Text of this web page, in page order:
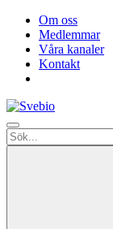
Om oss
Medlemmar
Våra kanaler
Kontakt